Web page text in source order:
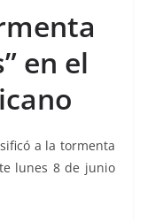
e
en el
a la tormenta
lunes 8 de junio